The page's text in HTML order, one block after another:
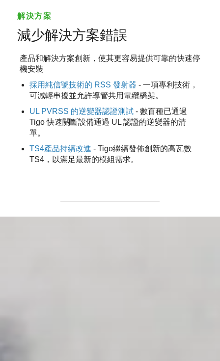
解決方案
減少解決方案錯誤
產品和解決方案創新，使其更容易提供可靠的快速停
機安裝
採用純信號技術的 RSS 發射器 - 一項專利技術，
可減輕串擾並允許導管共用電纜橋架。
UL PVRSS 的逆變器認證測試- 數百種已通過
Tigo 快速關斷設備通過 UL 認證的逆變器的清
單。
TS4產品持續改進 - Tigo繼續發佈創新的高瓦數
TS4，以滿足最新的模組需求。